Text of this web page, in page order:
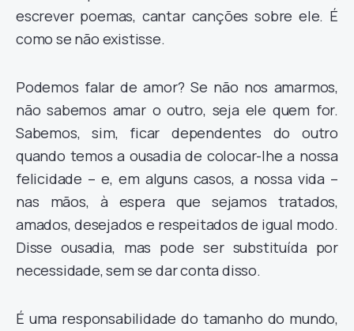
escrever poemas, cantar canções sobre ele. É
como se não existisse.
Podemos falar de amor? Se não nos amarmos,
não sabemos amar o outro, seja ele quem for.
Sabemos, sim, ficar dependentes do outro
quando temos a ousadia de colocar-lhe a nossa
felicidade – e, em alguns casos, a nossa vida –
nas mãos, à espera que sejamos tratados,
amados, desejados e respeitados de igual modo.
Disse ousadia, mas pode ser substituída por
necessidade, sem se dar conta disso.
É uma responsabilidade do tamanho do mundo,